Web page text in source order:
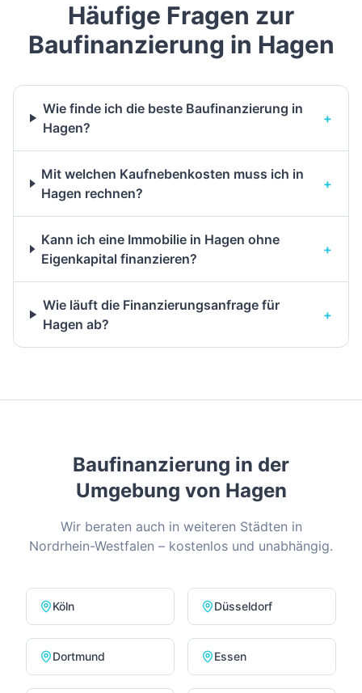
Häufige Fragen zur
Baufinanzierung in Hagen
Wie finde ich die beste Baufinanzierung in
Hagen?
+
Mit welchen Kaufnebenkosten muss ich in
Hagen rechnen?
+
Kann ich eine Immobilie in Hagen ohne
Eigenkapital finanzieren?
+
Wie läuft die Finanzierungsanfrage für
Hagen ab?
+
Baufinanzierung in der
Umgebung von Hagen
Wir beraten auch in weiteren Städten in
Nordrhein-Westfalen – kostenlos und unabhängig.
Köln Düsseldorf
Dortmund Essen